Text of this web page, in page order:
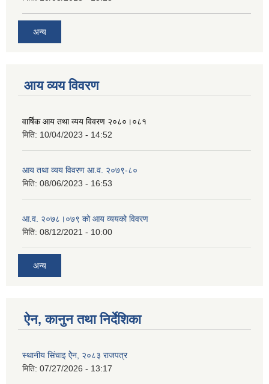
अन्य
आय व्यय विवरण
वार्षिक आय तथा व्यय विवरण २०८०।०८१
मिति: 10/04/2023 - 14:52
आय तथा व्यय विवरण आ.व. २०७९-८०
मिति: 08/06/2023 - 16:53
आ.व. २०७८।०७९ को आय व्ययको विवरण
मिति: 08/12/2021 - 10:00
अन्य
ऐन, कानुन तथा निर्देशिका
स्थानीय सिंचाइ ऐेन, २०८३ राजपत्र
मिति: 07/27/2026 - 13:17